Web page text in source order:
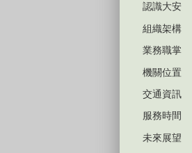
認識大安
組織架構
業務職掌
機關位置
交通資訊
服務時間
未來展望